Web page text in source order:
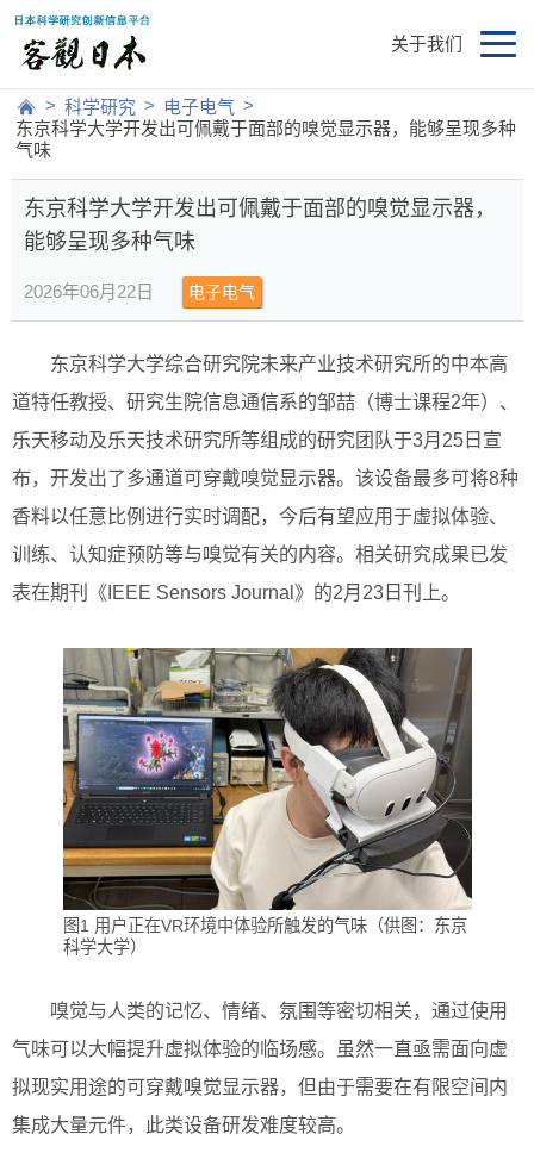
关于我们
> 科学研究 > 电子电气 >
东京科学大学开发出可佩戴于面部的嗅觉显示器，能够呈现多种
气味
东京科学大学开发出可佩戴于面部的嗅觉显示器，
能够呈现多种气味
2026年06月22日 电子电气
东京科学大学综合研究院未来产业技术研究所的中本高
道特任教授、研究生院信息通信系的邹喆（博士课程2年）、
乐天移动及乐天技术研究所等组成的研究团队于3月25日宣
布，开发出了多通道可穿戴嗅觉显示器。该设备最多可将8种
香料以任意比例进行实时调配，今后有望应用于虚拟体验、
训练、认知症预防等与嗅觉有关的内容。相关研究成果已发
表在期刊《IEEE Sensors Journal》的2月23日刊上。
图1 用户正在VR环境中体验所触发的气味（供图：东京
科学大学）
嗅觉与人类的记忆、情绪、氛围等密切相关，通过使用
气味可以大幅提升虚拟体验的临场感。虽然一直亟需面向虚
拟现实用途的可穿戴嗅觉显示器，但由于需要在有限空间内
集成大量元件，此类设备研发难度较高。